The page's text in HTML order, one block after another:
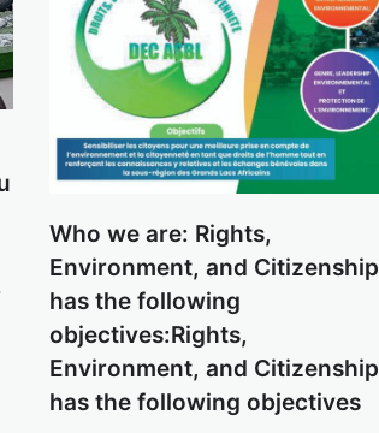
Who we are: Rights,
Environment, and Citizenship
has the following
objectives:Rights,
Environment, and Citizenship
has the following objectives